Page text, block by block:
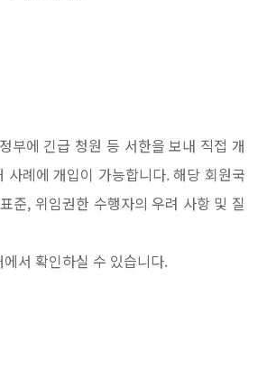
부에 긴급 청원 등 서한을 보내 직접 개
례에 개입이 가능합니다. 해당 회원국
준, 위임권한 수행자의 우려 사항 및 질
서 확인하실 수 있습니다.